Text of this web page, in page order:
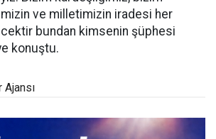
ve milletimizin iradesi her
bundan kimsenin şüphesi
konuştu.
Ajansı